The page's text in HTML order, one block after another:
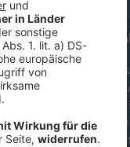
Immer
Verpass'
kostenlosen
Newsletter.
oder unsere